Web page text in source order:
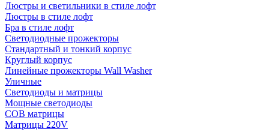
Люстры и светильники в стиле лофт
Люстры в стиле лофт
Бра в стиле лофт
Светодиодные прожекторы
Стандартный и тонкий корпус
Круглый корпус
Линейные прожекторы Wall Washer
Уличные
Светодиоды и матрицы
Мощные светодиоды
COB матрицы
Матрицы 220V